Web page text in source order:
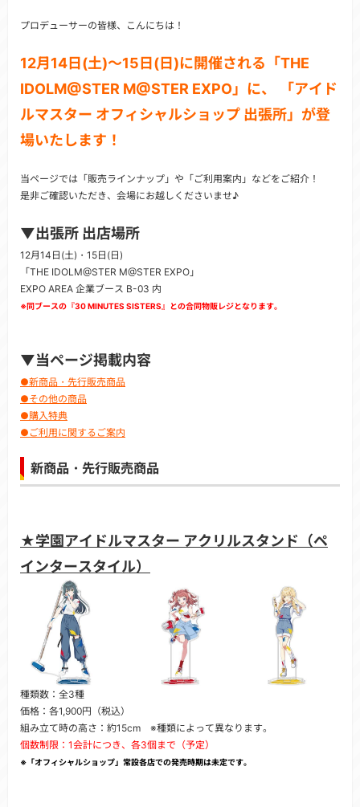
プロデューサーの皆様、こんにちは！
12月14日(土)～15日(日)に開催される「THE
IDOLM@STER M@STER EXPO」に、
「アイド
ルマスター オフィシャルショップ 出張所」が登
場いたします！
当ページでは「販売ラインナップ」や「ご利用案内」などをご紹介！
是非ご確認いただき、会場にお越しくださいませ♪
▼出張所 出店場所
12月14日(土)・15日(日)
「THE IDOLM@STER M@STER EXPO」
EXPO AREA 企業ブース B-03 内
※同ブースの『30 MINUTES SISTERS』との合同物販レジとなります。
▼当ページ掲載内容
●新商品・先行販売商品
●その他の商品
●購入特典
●ご利用に関するご案内
新商品・先行販売商品
★学園アイドルマスター アクリルスタンド（ペ
インタースタイル）
種類数：全3種
価格：各1,900円（税込）
組み立て時の高さ：約15cm ※種類によって異なります。
個数制限：1会計につき、各3個まで（予定）
※「オフィシャルショップ」常設各店での発売時期は未定です。